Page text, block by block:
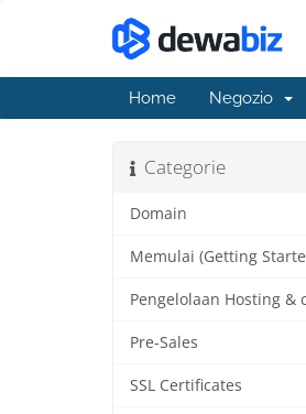
Home Negozio
Categorie
Domain
Memulai (Getting
Pre-Sales
SSL Certificates